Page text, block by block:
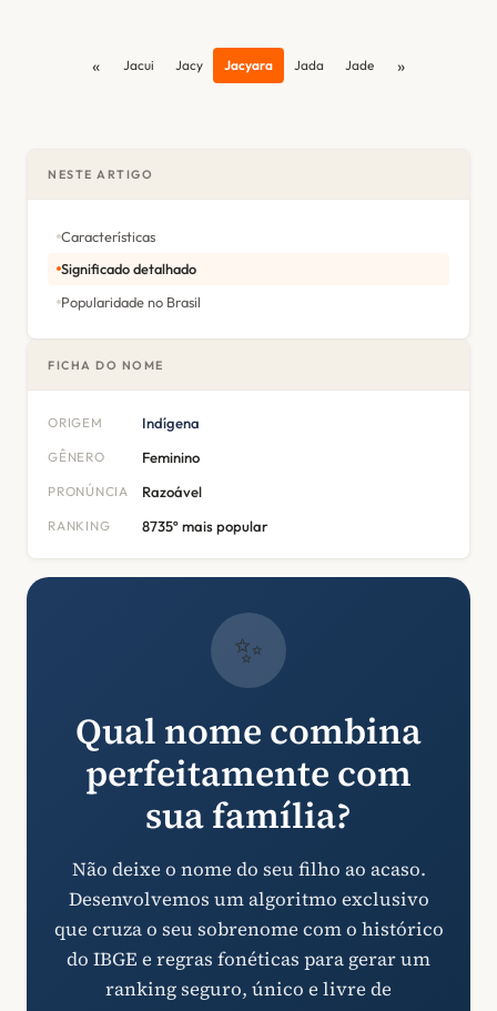
« Jacui Jacy Jacyara Jada Jade »
NESTE ARTIGO
Características
Significado detalhado
Popularidade no Brasil
FICHA DO NOME
ORIGEM Indígena
GÊNERO Feminino
PRONÚNCIA Razoável
RANKING 8735º mais popular
✨
Qual nome combina
perfeitamente com
sua família?
Não deixe o nome do seu filho ao acaso.
Desenvolvemos um algoritmo exclusivo
que cruza o seu sobrenome com o histórico
do IBGE e regras fonéticas para gerar um
ranking seguro, único e livre de